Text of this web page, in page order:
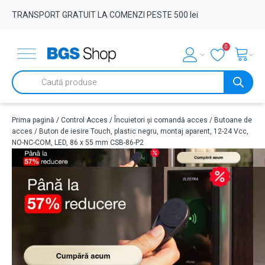
TRANSPORT GRATUIT LA COMENZI PESTE 500 lei
0
Products
search
Prima pagină / Control Acces / Încuietori și comandă acces / Butoane de
acces / Buton de iesire Touch, plastic negru, montaj aparent, 12-24 Vcc,
NO-NC-COM, LED, 86 x 55 mm CSB-86-P2